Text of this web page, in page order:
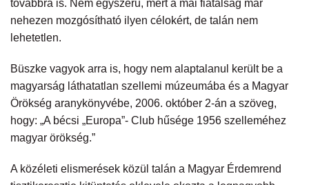
továbbra is. Nem egyszerű, mert a mai fiatalság már
nehezen mozgósítható ilyen célokért, de talán nem
lehetetlen.
Büszke vagyok arra is, hogy nem alaptalanul került be a
magyarság láthatatlan szellemi múzeumába és a Magyar
Örökség aranykönyvébe, 2006. október 2-án a szöveg,
hogy: „A bécsi „Europa”- Club hűsége 1956 szelleméhez
magyar örökség.”
A közéleti elismerések közül talán a Magyar Érdemrend